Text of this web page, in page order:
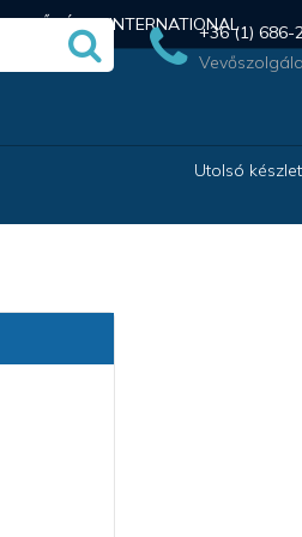
INTERNATIONAL+36 (1) 686-
Utolsó